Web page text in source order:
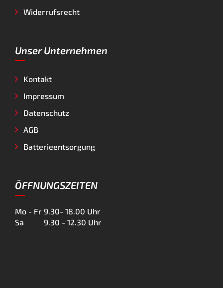
Widerrufsrecht
Unser Unternehmen
Kontakt
Impressum
Datenschutz
AGB
Batterieentsorgung
ÖFFNUNGSZEITEN
Mo - Fr 9.30- 18.00 Uhr
Sa
9.30 - 12.30 Uhr